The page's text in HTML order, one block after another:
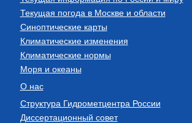
Текущая погода в Москве и области
Синоптические карты
Климатические изменения
Климатические нормы
Моря и океаны
О нас
Структура Гидрометцентра России
Диссертационный совет